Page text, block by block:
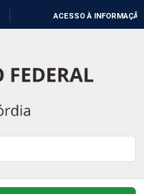
ACESSO À INFORMAÇÃO